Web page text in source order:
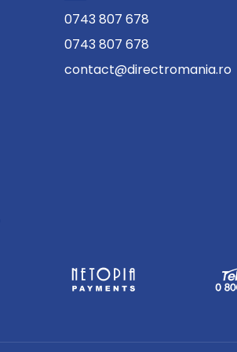
0743 807 678
0743 807 678
contact@directromania.ro